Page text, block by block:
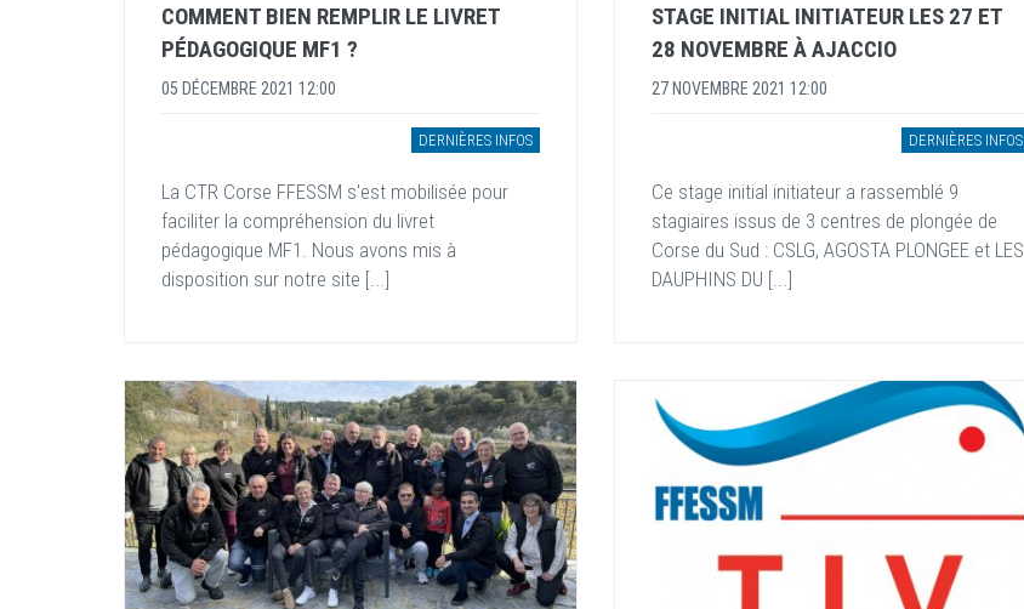
COMMENT BIEN REMPLIR LE LIVRET
PÉDAGOGIQUE MF1 ?
05 DÉCEMBRE 2021 12:00
DERNIÈRES INFOS
La CTR Corse FFESSM s'est mobilisée pour
faciliter la compréhension du livret
pédagogique MF1. Nous avons mis à
disposition sur notre site [...]
STAGE INITIAL INITIATEUR LES 27 ET
28 NOVEMBRE À AJACCIO
27 NOVEMBRE 2021 12:00
DERNIÈRES INFOS
Ce stage initial initiateur a rassemblé 9
stagiaires issus de 3 centres de plongée de
Corse du Sud : CSLG, AGOSTA PLONGEE et LES
DAUPHINS DU [...]